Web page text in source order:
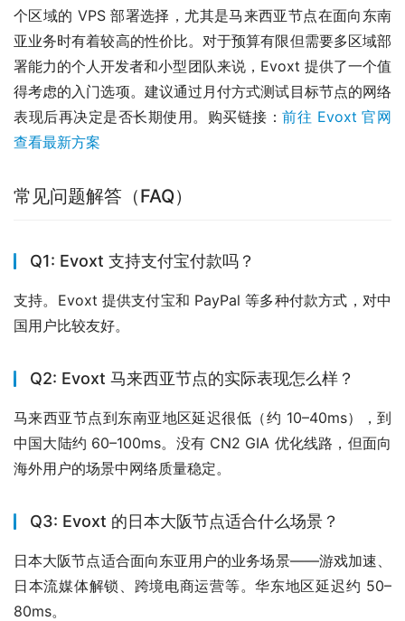
个区域的 VPS 部署选择，尤其是马来西亚节点在面向东南
亚业务时有着较高的性价比。对于预算有限但需要多区域部
署能力的个人开发者和小型团队来说，Evoxt 提供了一个值
得考虑的入门选项。建议通过月付方式测试目标节点的网络
表现后再决定是否长期使用。购买链接：前往 Evoxt 官网
查看最新方案
常见问题解答（FAQ）
Q1: Evoxt 支持支付宝付款吗？
支持。Evoxt 提供支付宝和 PayPal 等多种付款方式，对中
国用户比较友好。
Q2: Evoxt 马来西亚节点的实际表现怎么样？
马来西亚节点到东南亚地区延迟很低（约 10–40ms），到
中国大陆约 60–100ms。没有 CN2 GIA 优化线路，但面向
海外用户的场景中网络质量稳定。
Q3: Evoxt 的日本大阪节点适合什么场景？
日本大阪节点适合面向东亚用户的业务场景——游戏加速、
日本流媒体解锁、跨境电商运营等。华东地区延迟约 50–
80ms。